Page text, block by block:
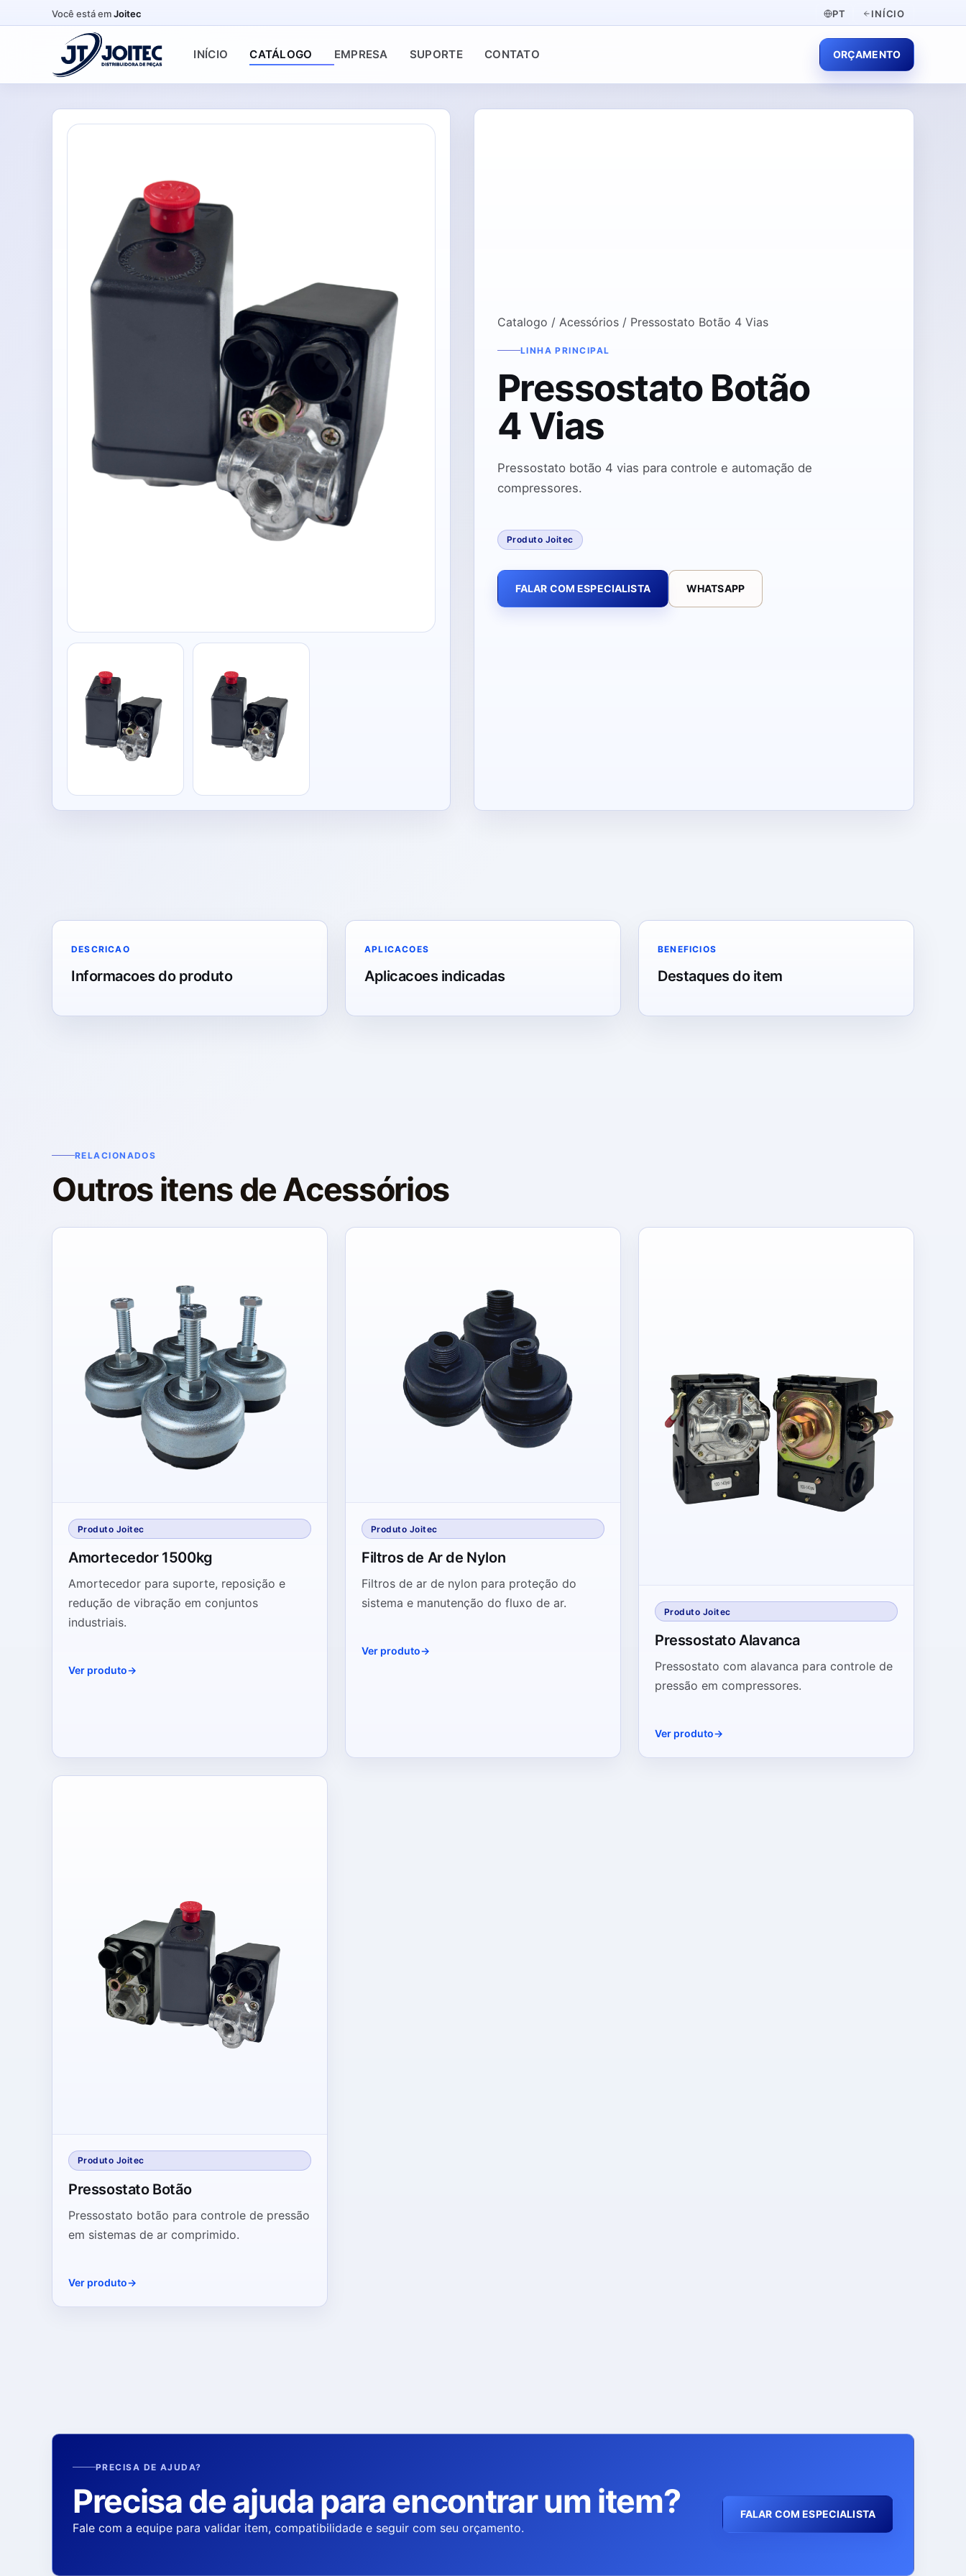
Você está emJoitec PT INÍCIO
INÍCIO CATÁLOGO EMPRESA SUPORTE CONTATO ORÇAMENTO
Catalogo / Acessórios / Pressostato Botão 4 Vias
LINHA PRINCIPAL
Pressostato Botão
4 Vias
Pressostato botão 4 vias para controle e automação de
compressores.
Produto Joitec
FALAR COM ESPECIALISTA WHATSAPP
DESCRICAO
Informacoes do produto
APLICACOES
Aplicacoes indicadas
BENEFICIOS
Destaques do item
RELACIONADOS
Outros itens de Acessórios
Produto Joitec
Amortecedor 1500kg
Amortecedor para suporte, reposição e
redução de vibração em conjuntos
industriais.
Ver produto
Produto Joitec
Filtros de Ar de Nylon
Filtros de ar de nylon para proteção do
sistema e manutenção do fluxo de ar.
Ver produto
Produto Joitec
Pressostato Alavanca
Pressostato com alavanca para controle de
pressão em compressores.
Ver produto
Produto Joitec
Pressostato Botão
Pressostato botão para controle de pressão
em sistemas de ar comprimido.
Ver produto
PRECISA DE AJUDA?
Precisa de ajuda para encontrar um item?
Fale com a equipe para validar item, compatibilidade e seguir com seu orçamento.
FALAR COM ESPECIALISTA